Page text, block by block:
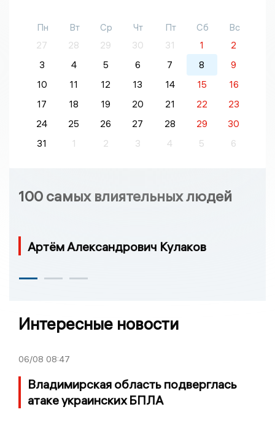
Пн Вт Ср Чт Пт Сб
Вс
27
28 29 30 31 1
2
3
4 5 6 7 8
9
10
11 12 13 14 15
16
17
18 19 20 21 22
23
24
25 26 27 28 29
30
31
1 2 3 4 5 6
100 самых влиятельных людей
Артём Александрович Кулаков
Интересные новости
06/08 08:47
Владимирская область подверглась
атаке украинских БПЛА